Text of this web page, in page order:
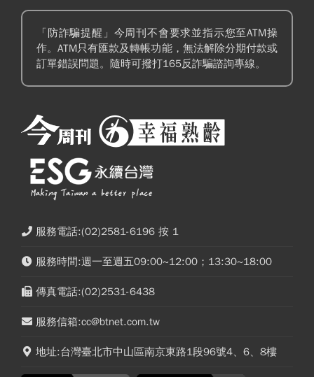
「防詐騙提醒」今周刊不會要求並指示您至ATM操
作。ATM只有匯款及轉帳功能，無法解除分期付款或
訂單錯誤問題。隨時可撥打165反詐騙諮詢專線。
服務電話:(02)2581-6196 按 1
服務時間:週一至週五09:00~12:00；13:30~18:00
傳真電話:(02)2531-6438
服務信箱:cc@btnet.com.tw
地址:台灣臺北市中山區南京東路1段96號4、6、8樓